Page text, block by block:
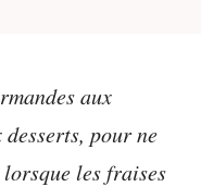
aux
pour ne
les fraises